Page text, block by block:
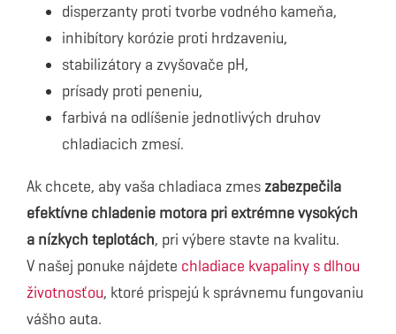
disperzanty proti tvorbe vodného kameňa,
inhibítory korózie proti hrdzaveniu,
stabilizátory a zvyšovače pH,
prísady proti peneniu,
farbivá na odlíšenie jednotlivých druhov
chladiacich zmesí.
Ak chcete, aby vaša chladiaca zmes zabezpečila
efektívne chladenie motora pri extrémne vysokých
a nízkych teplotách, pri výbere stavte na kvalitu.
V našej ponuke nájdete chladiace kvapaliny s dlhou
životnosťou, ktoré prispejú k správnemu fungovaniu
vášho auta.